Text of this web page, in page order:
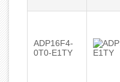
ADP16F4-
0T0-E1TY